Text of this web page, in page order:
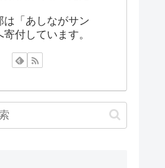
は「あしながサン
付しています。